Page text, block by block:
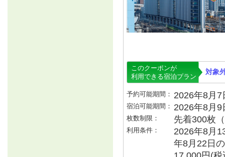
このクーポンが
利用できる宿泊プラン
対象
予約可能期間： 2026年8月
宿泊可能期間： 2026年8月
枚数制限： 先着300枚
利用条件：
2026年8月
年8月22日